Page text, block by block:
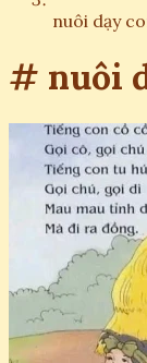
nuôi dạy
# nuôi